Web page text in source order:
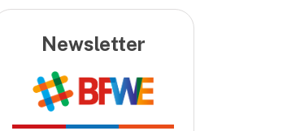
Newsletter